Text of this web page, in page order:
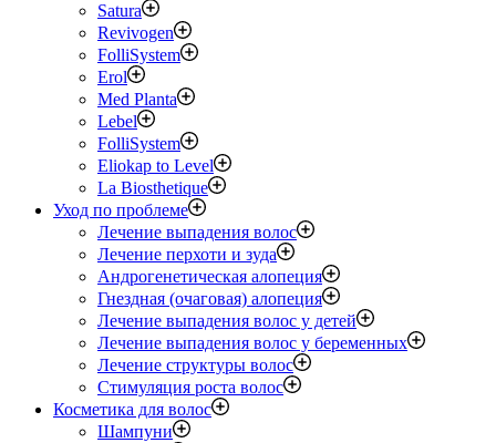
Satura
Revivogen
FolliSystem
Erol
Med Planta
Lebel
FolliSystem
Eliokap to Level
La Biosthetique
Уход по проблеме
Лечение выпадения волос
Лечение перхоти и зуда
Андрогенетическая алопеция
Гнездная (очаговая) алопеция
Лечение выпадения волос у детей
Лечение выпадения волос у беременных
Лечение структуры волос
Стимуляция роста волос
Косметика для волос
Шампуни